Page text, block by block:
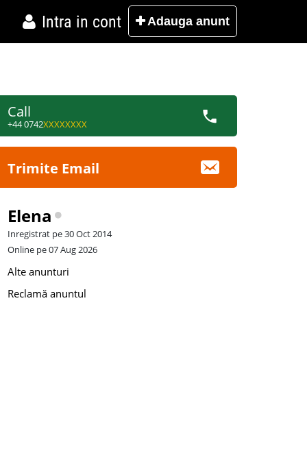
Intra in cont Adauga anunt
Call
+44 0742XXXXXXXX
Trimite Email
Elena
Inregistrat pe 30 Oct 2014
Online pe 07 Aug 2026
Alte anunturi
Reclamă anuntul